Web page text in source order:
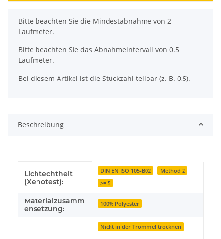
x
Bitte beachten Sie die Mindestabnahme von 2
Laufmeter.
Bitte beachten Sie das Abnahmeintervall von 0.5
Laufmeter.
Bei diesem Artikel ist die Stückzahl teilbar (z. B. 0,5).
Beschreibung
Produkteigenschaft
Wert
Lichtechtheit
(Xenotest):
DIN EN ISO 105-B02
Method 2
>= 5
Materialzusamm
ensetzung:
100% Polyester
Nicht in der Trommel trocknen